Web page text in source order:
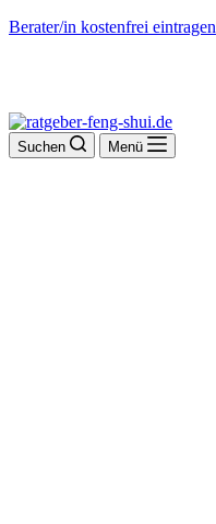
Berater/in kostenfrei eintragen
Suchen Menü